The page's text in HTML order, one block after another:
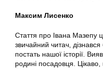
Максим Лисенко
Стаття про Івана Мазепу
звичайний читач,
постать нашої історії.
родині посадовця.